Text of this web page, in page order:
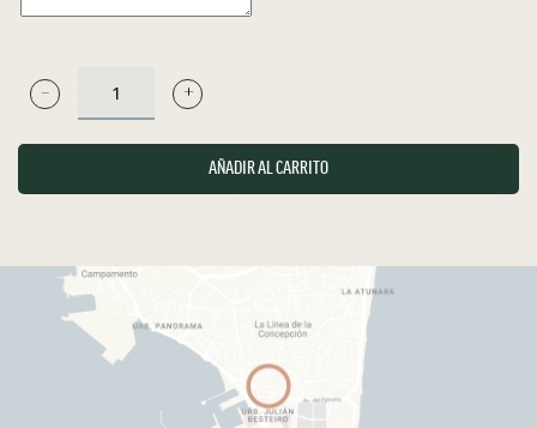
GRAN
-
DE
TINTO
CANTIDAD
AÑADIR AL CARRITO